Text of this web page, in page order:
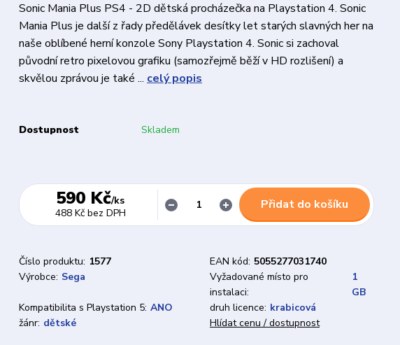
Sonic Mania Plus PS4 - 2D dětská procházečka na Playstation 4. Sonic
Mania Plus je další z řady předělávek desítky let starých slavných her na
naše oblíbené herní konzole Sony Playstation 4. Sonic si zachoval
původní retro pixelovou grafiku (samozřejmě běží v HD rozlišení) a
skvělou zprávou je také ... celý popis
Dostupnost Skladem
590 Kč/ks
488 Kč bez DPH
Přidat do košíku
Číslo produktu: 1577 EAN kód: 5055277031740
Výrobce: Sega
Vyžadované místo pro
instalaci:
1
GB
Kompatibilita s Playstation 5: ANO druh licence: krabicová
žánr: dětské Hlídat cenu / dostupnost